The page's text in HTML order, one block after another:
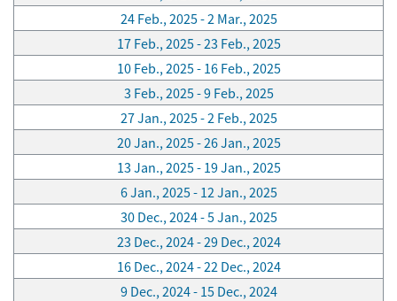
24 Feb., 2025 - 2 Mar., 2025
17 Feb., 2025 - 23 Feb., 2025
10 Feb., 2025 - 16 Feb., 2025
3 Feb., 2025 - 9 Feb., 2025
27 Jan., 2025 - 2 Feb., 2025
20 Jan., 2025 - 26 Jan., 2025
13 Jan., 2025 - 19 Jan., 2025
6 Jan., 2025 - 12 Jan., 2025
30 Dec., 2024 - 5 Jan., 2025
23 Dec., 2024 - 29 Dec., 2024
16 Dec., 2024 - 22 Dec., 2024
9 Dec., 2024 - 15 Dec., 2024